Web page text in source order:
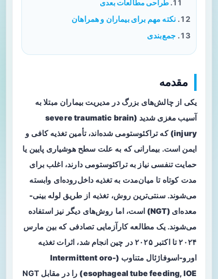
طراحی مطالعات بعدی
نکته مهم برای بیماران و همراهان
جمع‌بندی
مقدمه
یکی از چالش‌های بزرگ در مدیریت بیماران مبتلا به
آسیب مغزی شدید (severe traumatic brain
injury) که تراکئوستومی شده‌اند، تأمین تغذیه کافی و
ایمن است. بیمارانی که به علت سطح هوشیاری پایین یا
حمایت تنفسی نیاز به تراکئوستومی دارند، اغلب برای
مدت کوتاه تا میان‌مدت به تغذیه داخل‌روده‌ای وابسته
می‌شوند. سنتی‌ترین روش، تغذیه از طریق لوله بینی-
معده‌ای (NGT)
است، اما روش‌های دیگر نیز استفاده
می‌شوند. یک مطالعه کارآزمایی تصادفی که بین مارس
۲۰۲۴ تا اکتبر ۲۰۲۵ در چین انجام شد، اثرات
تغذیه
اورو-اسوفاژئال متناوب (Intermittent oro-
esophageal tube feeding, IOE)
را در مقابل NGT